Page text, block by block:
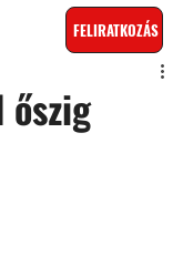
FELIRATKOZÁS
őszig